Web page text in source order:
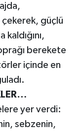
çekerek, güçlü
berekete
içinde en
yer verdi:
sebzenin,